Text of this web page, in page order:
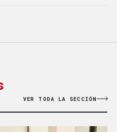
VER TODA LA SECCIÓN